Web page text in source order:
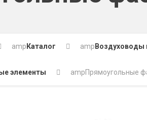
amp Каталог amp Воздуховоды
элементы ampПрямоугольные